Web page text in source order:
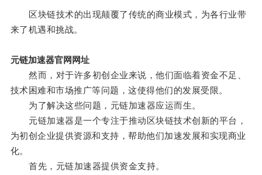
区块链技术的出现颠覆了传统的商业模式，为各行业带
来了机遇和挑战。
元链加速器官网网址
然而，对于许多初创企业来说，他们面临着资金不足、
技术困难和市场推广等问题，这使得他们的发展受限。
为了解决这些问题，元链加速器应运而生。
元链加速器是一个专注于推动区块链技术创新的平台，
为初创企业提供资源和支持，帮助他们加速发展和实现商业
化。
首先，元链加速器提供资金支持。